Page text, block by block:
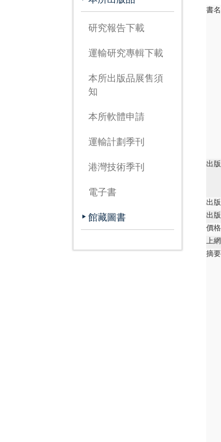
研究報告下載
運輸研究專輯下載
本所出版品展售須
知
本所軟體申請
運輸計劃季刊
港灣技術季刊
電子書
館藏圖書
書名
出
出
出
價格
上網
摘要